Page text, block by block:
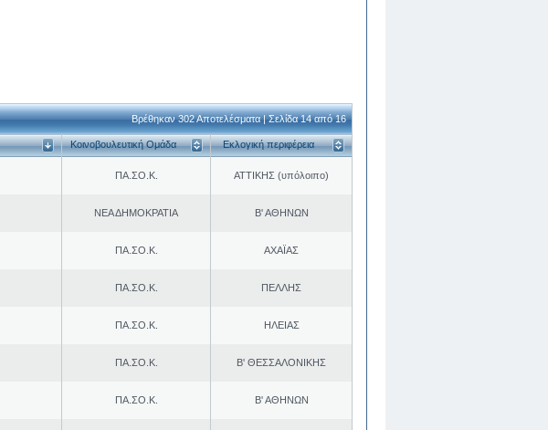
Βρέθηκαν 302 Αποτελέσματα | Σελίδα 14 από 16
Κοινοβουλευτική Ομάδα Εκλογική περιφέρεια
ΠΑ.ΣΟ.Κ. ΑΤΤΙΚΗΣ (υπόλοιπο)
ΝΕΑ ΔΗΜΟΚΡΑΤΙΑ Β' ΑΘΗΝΩΝ
ΠΑ.ΣΟ.Κ. ΑΧΑΪΑΣ
ΠΑ.ΣΟ.Κ. ΠΕΛΛΗΣ
ΠΑ.ΣΟ.Κ. ΗΛΕΙΑΣ
ΠΑ.ΣΟ.Κ. Β' ΘΕΣΣΑΛΟΝΙΚΗΣ
ΠΑ.ΣΟ.Κ. Β' ΑΘΗΝΩΝ